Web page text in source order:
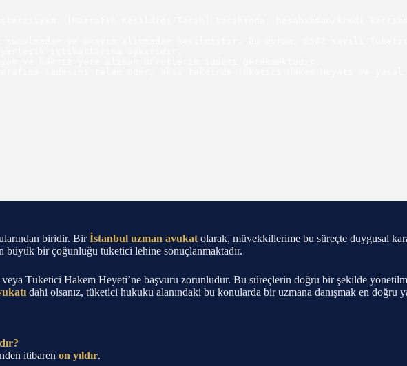
biridir. Birİstanbul uzman avukat olarak, müvekkillerime bu süreçte duygusal
büyük bir çoğunluğu tüketici lehine sonuçlanmaktadır.
Tüketici Hakem Heyeti’ne başvuru zorunludur. Bu süreçlerin doğru bir şekilde
dahi olsanız, tüketici hukuku alanındaki bu konularda bir uzmana danışmak en doğru
itibaren on yıldır.